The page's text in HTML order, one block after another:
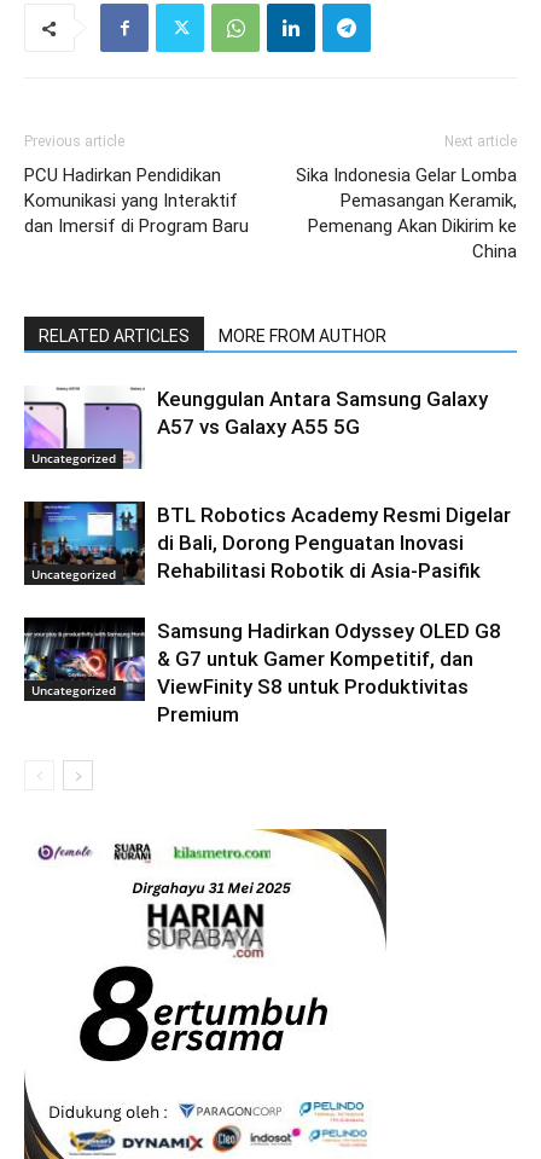
Previous article
PCU Hadirkan Pendidikan
Komunikasi yang Interaktif
dan Imersif di Program Baru
Next article
Sika Indonesia Gelar Lomba
Pemasangan Keramik,
Pemenang Akan Dikirim ke
China
RELATED ARTICLES MORE FROM AUTHOR
Uncategorized
Keunggulan Antara Samsung Galaxy
A57 vs Galaxy A55 5G
Uncategorized
BTL Robotics Academy Resmi Digelar
di Bali, Dorong Penguatan Inovasi
Rehabilitasi Robotik di Asia-Pasifik
Uncategorized
Samsung Hadirkan Odyssey OLED G8
& G7 untuk Gamer Kompetitif, dan
ViewFinity S8 untuk Produktivitas
Premium